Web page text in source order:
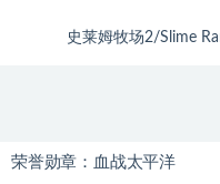
史莱姆牧场2/Slime
荣誉勋章：血战太平洋